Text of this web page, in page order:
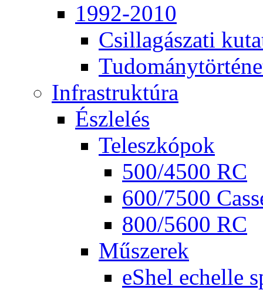
1992-2010
Csil­la­gá­sza­ti
Inf­ra­struk­tú­ra
Ész­le­lés
Te­lesz­kó­pok
500/4500 RC
600/7500
800/5600 RC
Mű­sze­rek
eS­hel echel­le